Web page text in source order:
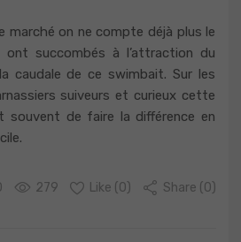
marché on ne compte déjà plus le
succombés à l’attraction du
caudale de ce swimbait. Sur les
suiveurs et curieux cette
souvent de faire la différence en
279 Like (0) Share (0)